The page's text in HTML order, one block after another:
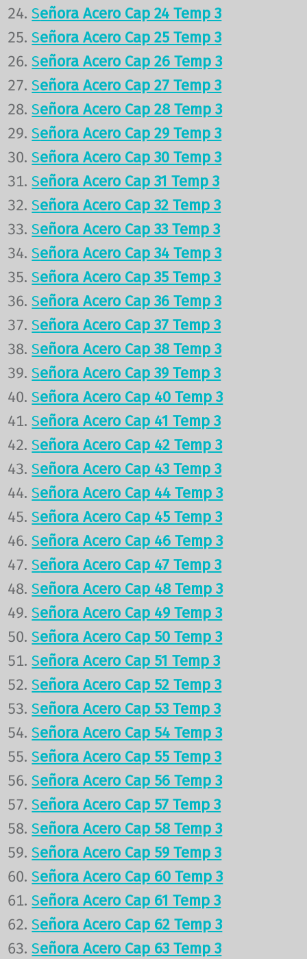
Señora Acero Cap 24 Temp 3
Señora Acero Cap 25 Temp 3
Señora Acero Cap 26 Temp 3
Señora Acero Cap 27 Temp 3
Señora Acero Cap 28 Temp 3
Señora Acero Cap 29 Temp 3
Señora Acero Cap 30 Temp 3
Señora Acero Cap 31 Temp 3
Señora Acero Cap 32 Temp 3
Señora Acero Cap 33 Temp 3
Señora Acero Cap 34 Temp 3
Señora Acero Cap 35 Temp 3
Señora Acero Cap 36 Temp 3
Señora Acero Cap 37 Temp 3
Señora Acero Cap 38 Temp 3
Señora Acero Cap 39 Temp 3
Señora Acero Cap 40 Temp 3
Señora Acero Cap 41 Temp 3
Señora Acero Cap 42 Temp 3
Señora Acero Cap 43 Temp 3
Señora Acero Cap 44 Temp 3
Señora Acero Cap 45 Temp 3
Señora Acero Cap 46 Temp 3
Señora Acero Cap 47 Temp 3
Señora Acero Cap 48 Temp 3
Señora Acero Cap 49 Temp 3
Señora Acero Cap 50 Temp 3
Señora Acero Cap 51 Temp 3
Señora Acero Cap 52 Temp 3
Señora Acero Cap 53 Temp 3
Señora Acero Cap 54 Temp 3
Señora Acero Cap 55 Temp 3
Señora Acero Cap 56 Temp 3
Señora Acero Cap 57 Temp 3
Señora Acero Cap 58 Temp 3
Señora Acero Cap 59 Temp 3
Señora Acero Cap 60 Temp 3
Señora Acero Cap 61 Temp 3
Señora Acero Cap 62 Temp 3
Señora Acero Cap 63 Temp 3